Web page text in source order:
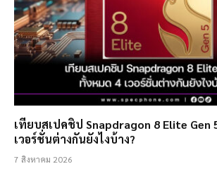
เทียบสเปคชิป Snapdragon 8 Elite Gen
เวอร์ชั่นต่างกันยังไงบ้าง?
7 สิงหาคม 2026